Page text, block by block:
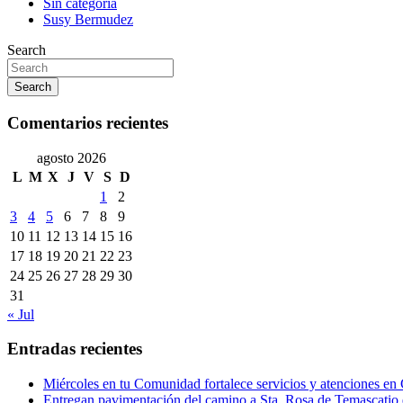
Sin categoría
Susy Bermudez
Search
Search
Comentarios recientes
agosto 2026
L M X J V S D
1
2
3
4 5 6 7 8
9
10 11 12 13 14 15 16
17 18 19 20 21 22 23
24 25 26 27 28 29 30
31
« Jul
Entradas recientes
Miércoles en tu Comunidad fortalece servicios y atenciones en
Entregan pavimentación del camino a Sta. Rosa de Temascatio